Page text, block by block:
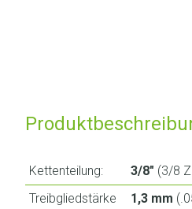
Kettenteilung: 3/8″ (3/8
Treibgliedstärke
1,3 mm